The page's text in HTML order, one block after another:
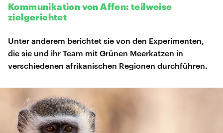
Kommunikation von Affen: teilweise
zielgerichtet
Unter anderem berichtet sie von den Experimenten,
die sie und ihr Team mit Grünen Meerkatzen in
verschiedenen afrikanischen Regionen durchführen.